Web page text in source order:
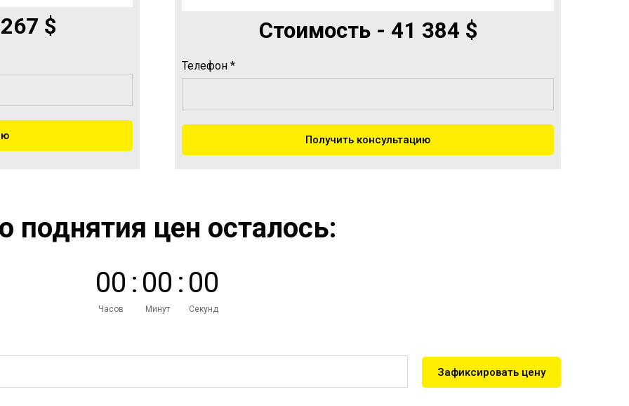
$ Стоимость - 41 384 $
Телефон *
Получить консультацию
поднятия цен осталось:
00
Часов
: 00
Минут
: 00
Секунд
Зафиксировать цену